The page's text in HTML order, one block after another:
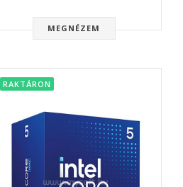
MEGNÉZEM
RAKTÁRON